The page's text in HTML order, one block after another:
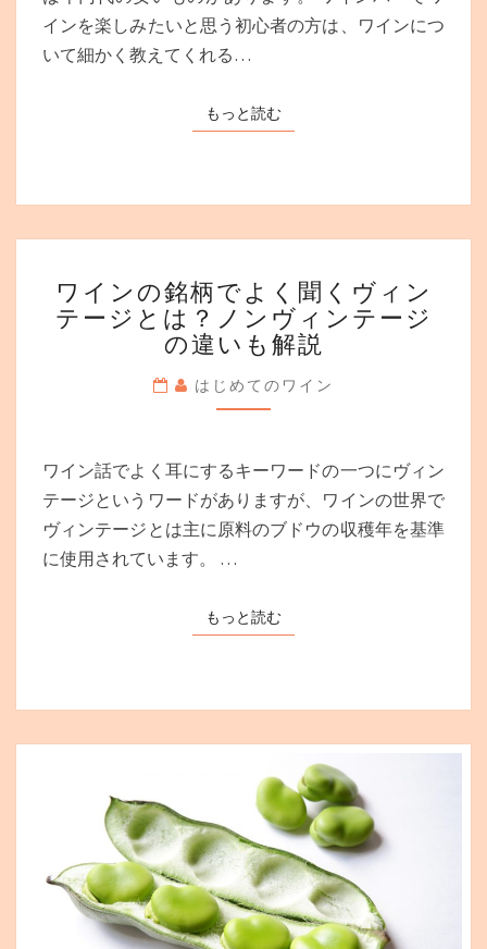
の
ギ
楽
め
る
専
門
店
を
介
し
ま
す
インを楽しみたいと思う初心者の方は、ワインにつ
いて細かく教えてくれる…
もっと読むもっと読む
イ
ン
の
銘
柄
で
く
聞
く
ヴ
ー
ン
ィ
ン
テ
ー
ジ
の
ワインの銘柄でよく聞くヴィン
テージとは？ノンヴィンテージ
の違いも解説
はじめてのワイン
ワイン話でよく耳にするキーワードの一つにヴィン
テージというワードがありますが、ワインの世界で
ヴィンテージとは主に原料のブドウの収穫年を基準
に使用されています。 …
もっと読むもっと読む